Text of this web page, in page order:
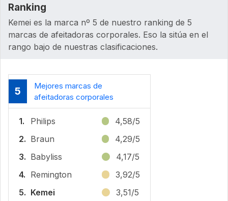
Ranking
Kemei es la marca nº 5 de nuestro ranking de 5
marcas de afeitadoras corporales. Eso la sitúa en el
rango bajo de nuestras clasificaciones.
5
Mejores marcas de
afeitadoras corporales
1. Philips
4,58/5
2. Braun
4,29/5
3. Babyliss
4,17/5
4. Remington
3,92/5
5. Kemei 3,51/5